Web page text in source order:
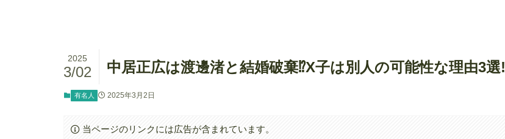
中居正広は渡邊渚と結婚破棄⁉︎X子は別人の可能性な理由3選!
2025
3/02
有名人 2025年3月2日
当ページのリンクには広告が含まれています。